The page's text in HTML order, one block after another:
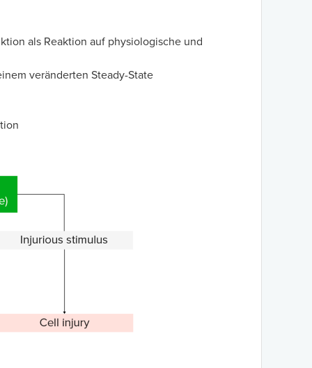
als Reaktion auf physiologische und
veränderten Steady-State